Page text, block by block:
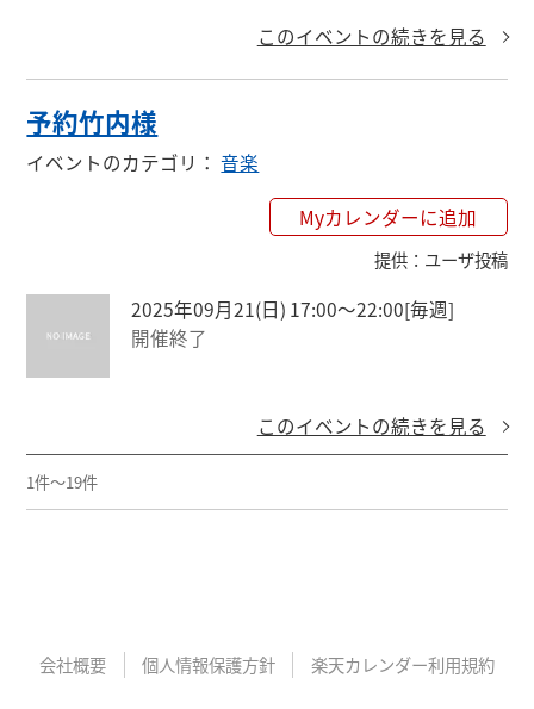
林綾子 平幹二朗 ほかこのイベントの続きを見る
予約竹内様
イベントのカテゴリ ： 音楽
Myカレンダーに追加
提供： ユーザ投稿
2025年09月21(日) 17:00〜22:00[毎週]
開催終了
このイベントの続きを見る
1件～19件
会社概要 個人情報保護方針 楽天カレンダー利用規約